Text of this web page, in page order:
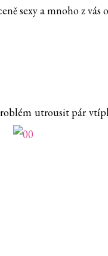
sexy a mnoho z vás
utrousit pár